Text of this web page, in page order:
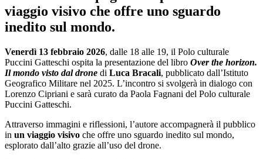
viaggio visivo che offre uno sguardo
inedito sul mondo.
Venerdì 13 febbraio 2026, dalle 18 alle 19, il Polo culturale
Puccini Gatteschi ospita la presentazione del libro Over the horizon.
Il mondo visto dal drone di Luca Bracali, pubblicato dall’Istituto
Geografico Militare nel 2025. L’incontro si svolgerà in dialogo con
Lorenzo Cipriani e sarà curato da Paola Fagnani del Polo culturale
Puccini Gatteschi.
Attraverso immagini e riflessioni, l’autore accompagnerà il pubblico
in un viaggio visivo che offre uno sguardo inedito sul mondo,
esplorato dall’alto grazie all’uso del drone.